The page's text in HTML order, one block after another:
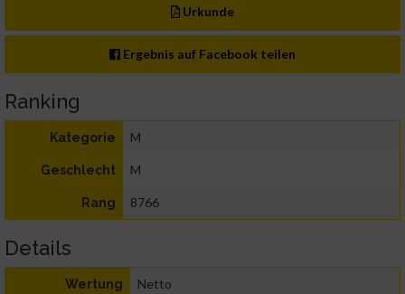
Urkunde
Ergebnis auf Facebook teilen
Ranking
Kategorie M
Geschlecht M
Rang 8766
Details
Wertung Netto